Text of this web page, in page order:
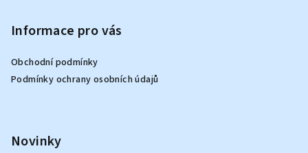
Informace pro vás
Obchodní podmínky
Podmínky ochrany osobních údajů
Novinky